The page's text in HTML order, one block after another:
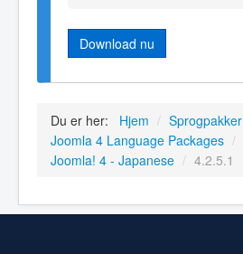
Download nu
Du er her: Hjem / Sprogpakker
Joomla 4 Language Packages /
Joomla! 4 - Japanese / 4.2.5.1